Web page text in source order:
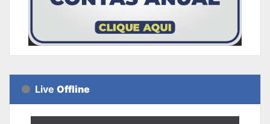
Live Offline